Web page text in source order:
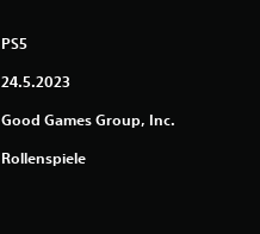
PS5
24.5.2023
Good Games Group, Inc.
Rollenspiele